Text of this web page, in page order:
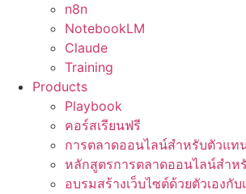
n8n
NotebookLM
Claude
Training
Products
Playbook
คอร์สเรียนฟรี
การตลาดออนไลน์สำหรับตัวแท
หลักสูตรการตลาดออนไลน์สำห
อบรมสร้างเว็บไซต์ด้วยตัวเองกั